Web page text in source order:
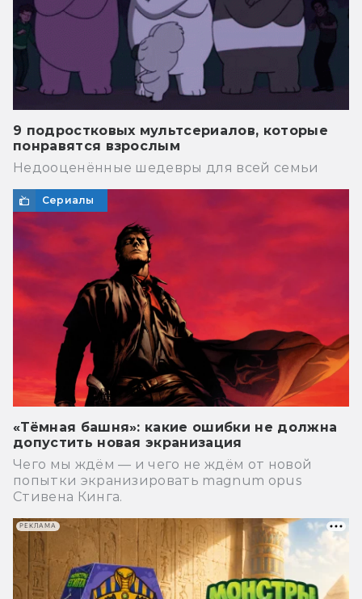
9 подростковых мультсериалов, которые
понравятся взрослым
Недооценённые шедевры для всей семьи
Сериалы
«Тёмная башня»: какие ошибки не должна
допустить новая экранизация
Чего мы ждём — и чего не ждём от новой
попытки экранизировать magnum opus
Стивена Кинга.
РЕКЛАМА